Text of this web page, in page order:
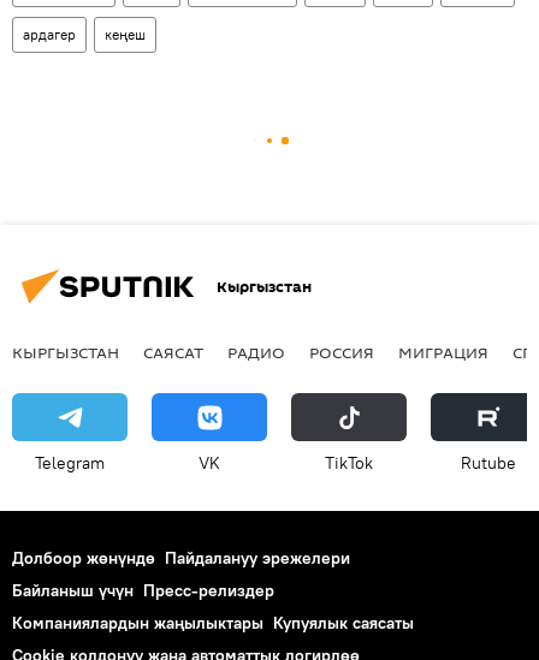
ардагер кеңеш
Кыргызстан
КЫРГЫЗСТАН САЯСАТ РАДИО РОССИЯ МИГРАЦИЯ
Telegram VK ТikТоk Rutube
Долбоор жөнүндө Пайдалануу эрежелери
Байланыш үчүн Пресс-релиздер
Компаниялардын жаңылыктары Купуялык саясаты
Cookie колдонуу жана автоматтык логирлөө